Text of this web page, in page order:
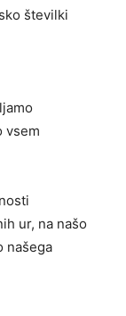
številki
vsem
ur, na našo
našega